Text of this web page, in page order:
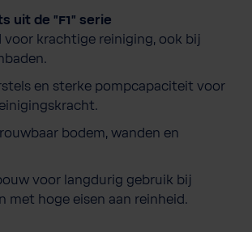
uit de "F1" serie
voor krachtige reiniging, ook bij
en sterke pompcapaciteit voor
bodem, wanden en
voor langdurig gebruik bij
met hoge eisen aan reinheid.